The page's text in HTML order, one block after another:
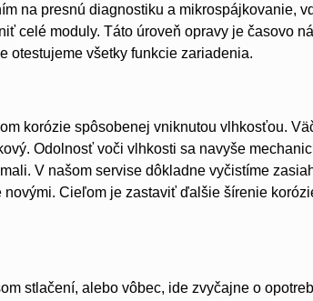
na presnú diagnostiku a mikrospájkovanie,
celé moduly. Táto úroveň opravy je časovo
otestujeme všetky funkcie zariadenia.
korózie spôsobenej vniknutou vlhkosťou.
Odolnosť voči vlhkosti sa navyše
V našom servise dôkladne vyčistíme
Cieľom je zastaviť ďalšie šírenie
stlačení, alebo vôbec, ide zvyčajne o